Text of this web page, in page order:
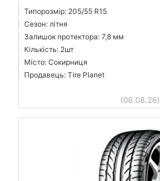
Типорозмір: 205/55 R15
Сезон: літня
Залишок протектора: 7,8 мм
Кількість: 2шт
Місто: Сокирниця
Продавець: Tire Planet
(06.08.26)